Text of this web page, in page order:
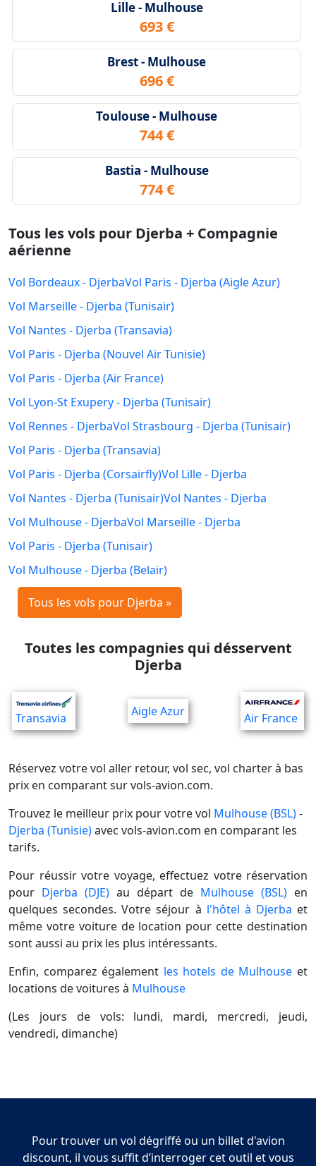
Lille - Mulhouse
693 €
Brest - Mulhouse
696 €
Toulouse - Mulhouse
744 €
Bastia - Mulhouse
774 €
Tous les vols pour Djerba + Compagnie
aérienne
Vol Bordeaux - DjerbaVol Paris - Djerba (Aigle Azur)
Vol Marseille - Djerba (Tunisair)
Vol Nantes - Djerba (Transavia)
Vol Paris - Djerba (Nouvel Air Tunisie)
Vol Paris - Djerba (Air France)
Vol Lyon-St Exupery - Djerba (Tunisair)
Vol Rennes - DjerbaVol Strasbourg - Djerba (Tunisair)
Vol Paris - Djerba (Transavia)
Vol Paris - Djerba (Corsairfly)Vol Lille - Djerba
Vol Nantes - Djerba (Tunisair)Vol Nantes - Djerba
Vol Mulhouse - DjerbaVol Marseille - Djerba
Vol Paris - Djerba (Tunisair)
Vol Mulhouse - Djerba (Belair)
Tous les vols pour Djerba »
Toutes les compagnies qui désservent
Djerba
Transavia Aigle Azur Air France
Réservez votre vol aller retour, vol sec, vol charter à bas
prix en comparant sur vols-avion.com.
Trouvez le meilleur prix pour votre vol Mulhouse (BSL)-
Djerba (Tunisie)avec vols-avion.com en comparant les
tarifs.
Pour réussir votre voyage, effectuez votre réservation
pour Djerba (DJE) au départ de Mulhouse (BSL) en
quelques secondes. Votre séjour à l'hôtel à Djerba et
même votre voiture de location pour cette destination
sont aussi au prix les plus intéressants.
Enfin, comparez également les hotels de Mulhouse et
locations de voitures à Mulhouse
(Les jours de vols: lundi, mardi, mercredi, jeudi,
vendredi, dimanche)
Pour trouver un vol dégriffé ou un billet d'avion
discount, il vous suffit d’interroger cet outil et vous